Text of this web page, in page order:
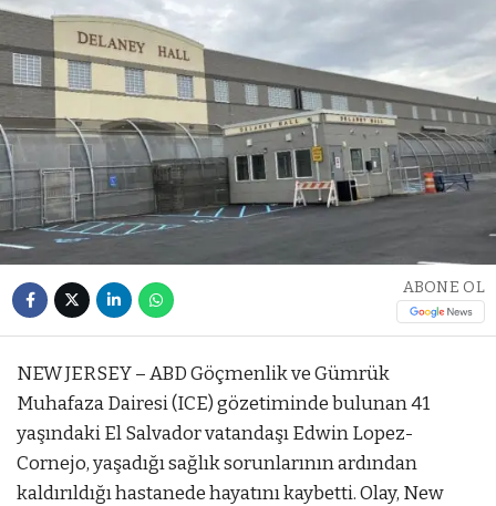
ABONE OL
NEW JERSEY – ABD Göçmenlik ve Gümrük
Muhafaza Dairesi (ICE) gözetiminde bulunan 41
yaşındaki El Salvador vatandaşı Edwin Lopez-
Cornejo, yaşadığı sağlık sorunlarının ardından
kaldırıldığı hastanede hayatını kaybetti. Olay, New